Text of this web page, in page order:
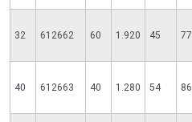
32 612662 60 1.920 45 77
40 612663 40 1.280 54 86